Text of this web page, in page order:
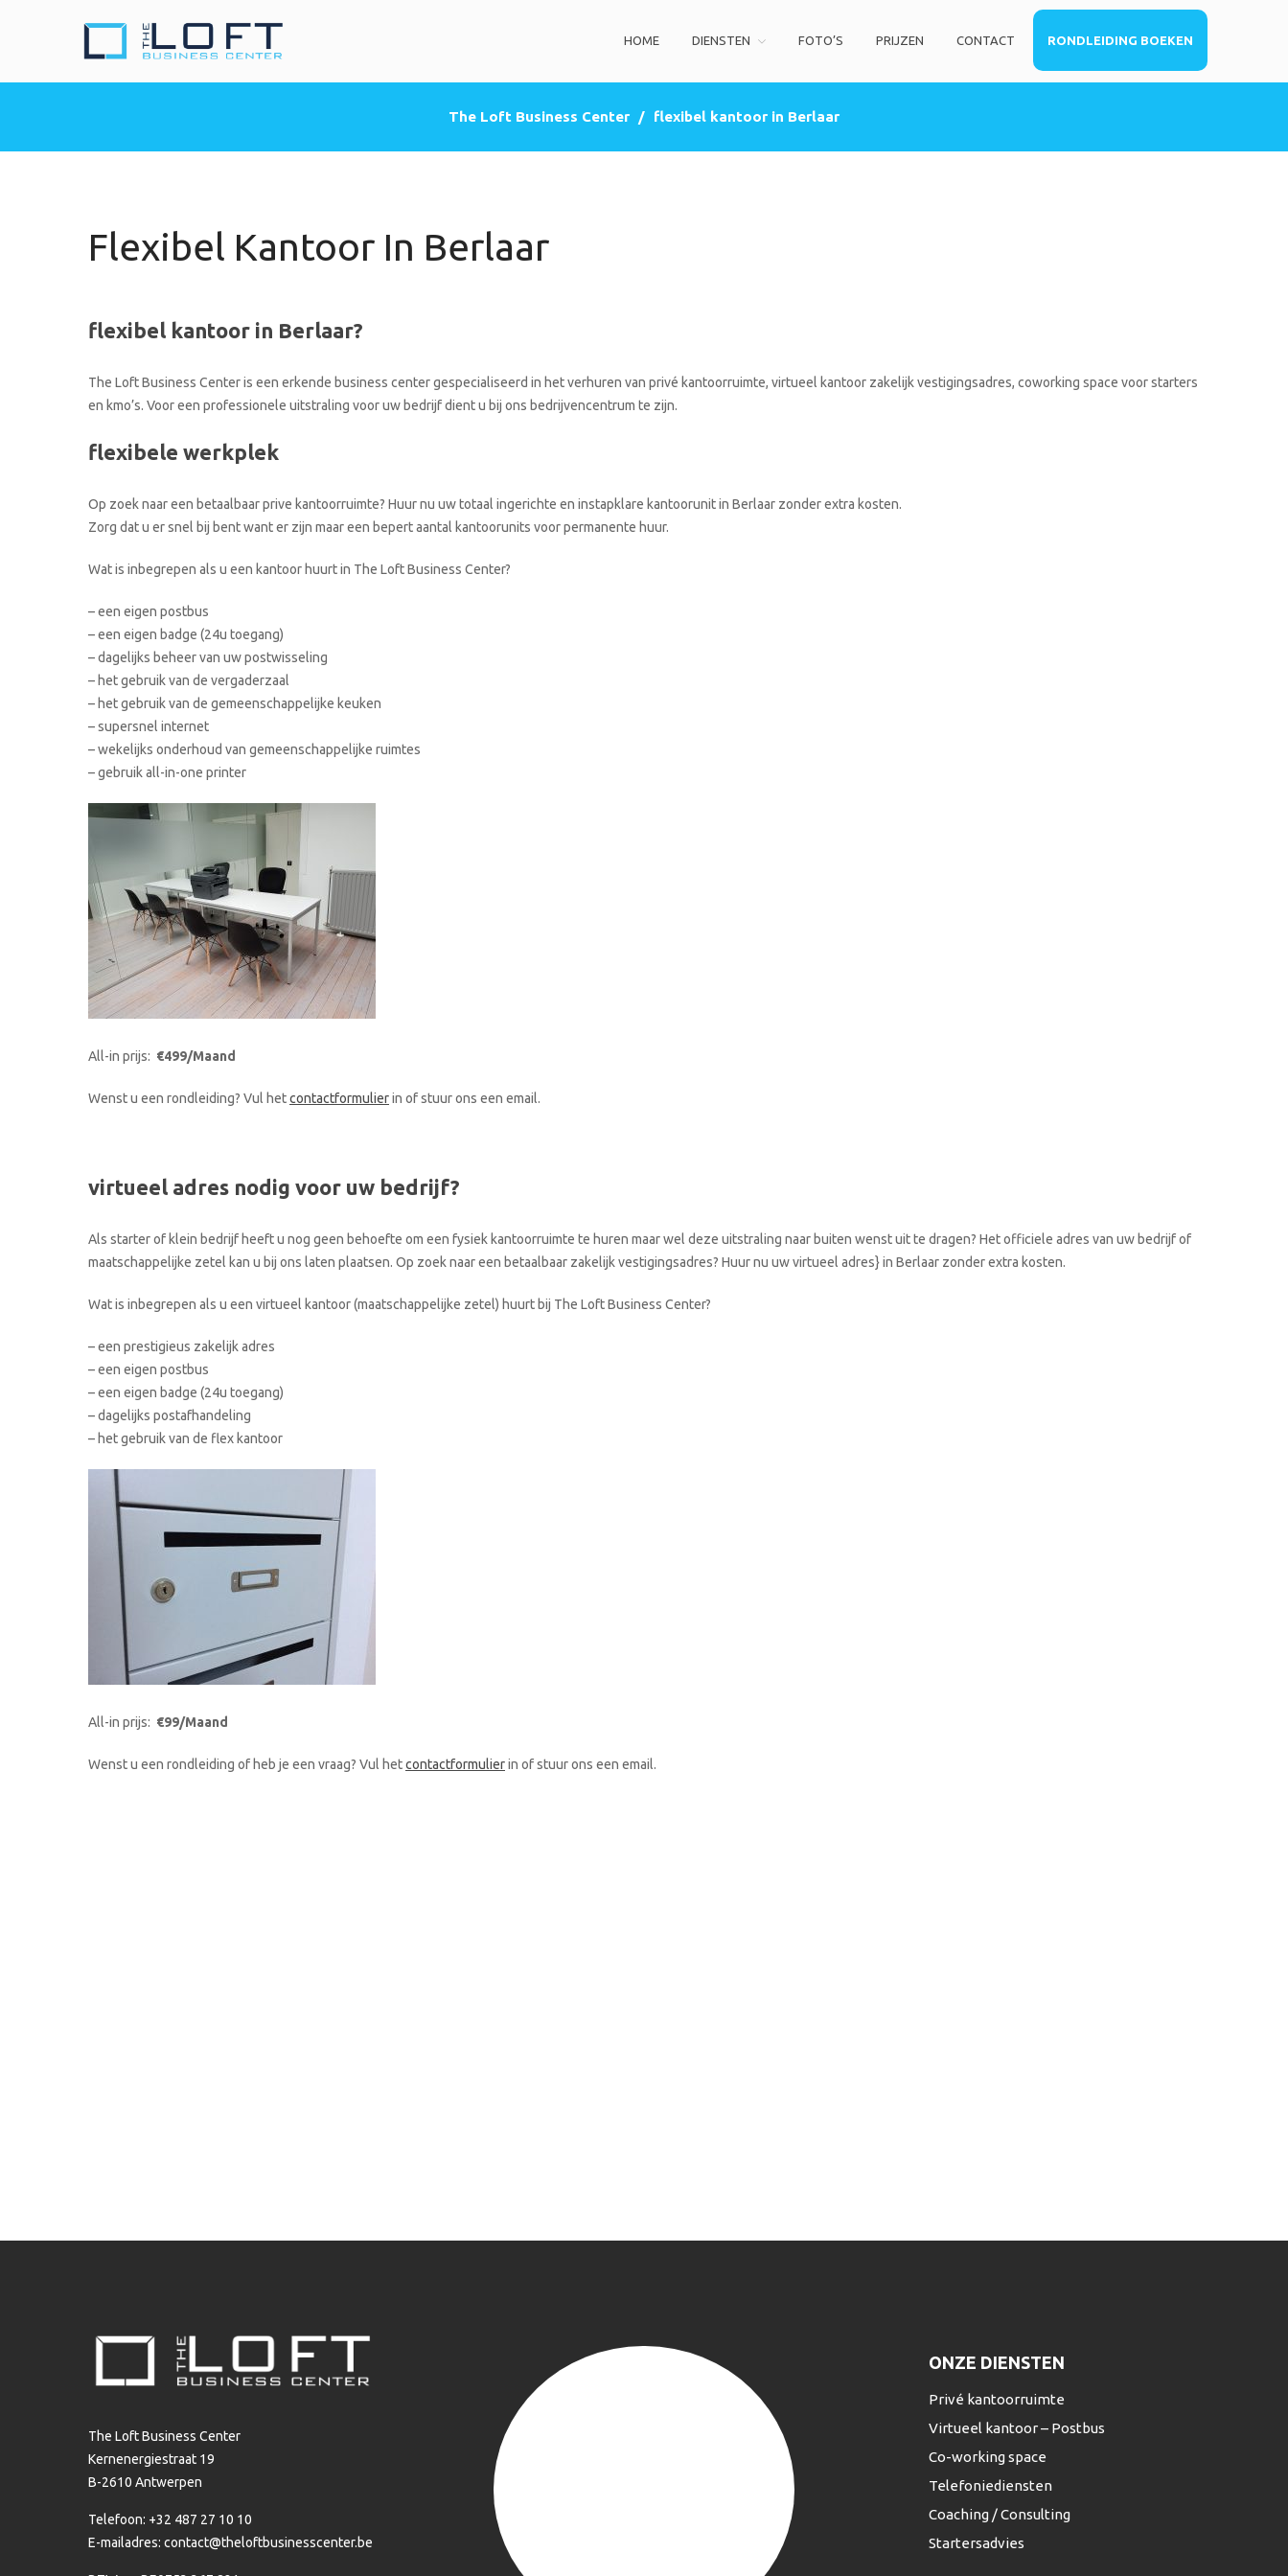
PRIJZEN
HOME DIENSTEN FOTO’S PRIJZEN CONTACT RONDLEIDING BOEKEN
The Loft Business Center / flexibel kantoor in Berlaar
Flexibel Kantoor In Berlaar
flexibel kantoor in Berlaar?
The Loft Business Center is een erkende business center gespecialiseerd in het verhuren van privé kantoorruimte, virtueel kantoor zakelijk vestigingsadres, coworking space voor starters
en kmo’s. Voor een professionele uitstraling voor uw bedrijf dient u bij ons bedrijvencentrum te zijn.
flexibele werkplek
Op zoek naar een betaalbaar prive kantoorruimte? Huur nu uw totaal ingerichte en instapklare kantoorunit in Berlaar zonder extra kosten.
Zorg dat u er snel bij bent want er zijn maar een bepert aantal kantoorunits voor permanente huur.
Wat is inbegrepen als u een kantoor huurt in The Loft Business Center?
– een eigen postbus
– een eigen badge (24u toegang)
– dagelijks beheer van uw postwisseling
– het gebruik van de vergaderzaal
– het gebruik van de gemeenschappelijke keuken
– supersnel internet
– wekelijks onderhoud van gemeenschappelijke ruimtes
– gebruik all-in-one printer
All-in prijs: €499/Maand
Wenst u een rondleiding? Vul hetcontactformulierin of stuur ons een email.
virtueel adres nodig voor uw bedrijf?
Als starter of klein bedrijf heeft u nog geen behoefte om een fysiek kantoorruimte te huren maar wel deze uitstraling naar buiten wenst uit te dragen? Het officiele adres van uw bedrijf of
maatschappelijke zetel kan u bij ons laten plaatsen. Op zoek naar een betaalbaar zakelijk vestigingsadres? Huur nu uw virtueel adres} in Berlaar zonder extra kosten.
Wat is inbegrepen als u een virtueel kantoor (maatschappelijke zetel) huurt bij The Loft Business Center?
– een prestigieus zakelijk adres
– een eigen postbus
– een eigen badge (24u toegang)
– dagelijks postafhandeling
– het gebruik van de flex kantoor
All-in prijs: €99/Maand
Wenst u een rondleiding of heb je een vraag? Vul hetcontactformulierin of stuur ons een email.
The Loft Business Center
Kernenergiestraat 19
B-2610 Antwerpen
Telefoon: +32 487 27 10 10
E-mailadres: contact@theloftbusinesscenter.be
ONZE DIENSTEN
Privé kantoorruimte
Virtueel kantoor – Postbus
Co-working space
Telefoniediensten
Coaching / Consulting
Startersadvies